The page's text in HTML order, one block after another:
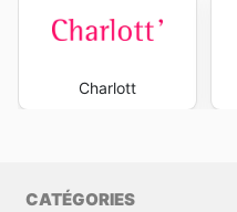
Charlott
CATÉGORIES